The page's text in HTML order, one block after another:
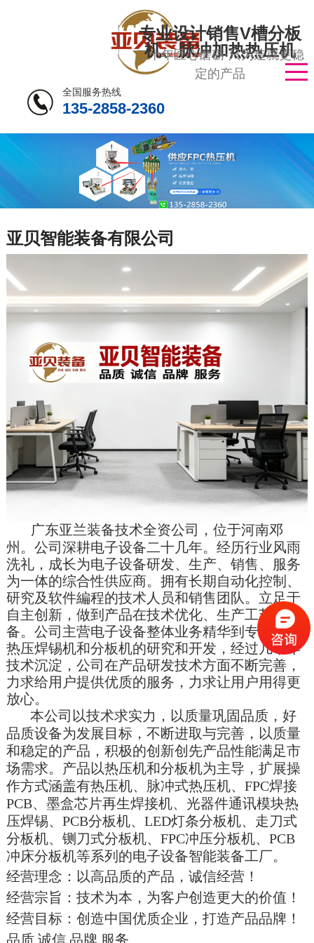
专业设计销售V槽分板
机、脉冲加热热压机
二十年匠心磨砺·只为造就更稳
定的产品
全国服务热线
135-2858-2360
亚贝智能装备有限公司
广东亚兰装备技术全资公司，位于河南邓
州。公司深耕电子设备二十几年。经历行业风雨
洗礼，成长为电子设备研发、生产、销售、服务
为一体的综合性供应商。拥有长期自动化控制、
研究及软件編程的技术人员和销售团队。立足于
自主创新，做到产品在技术优化、生产工艺完
备。公司主营电子设备整体业务精华到专业设备
热压焊锡机和分板机的研究和开发，经过几十年
技术沉淀，公司在产品研发技术方面不断完善，
力求给用户提供优质的服务，力求让用户用得更
放心。
本公司以技术求实力，以质量巩固品质，好
品质设备为发展目标，不断进取与完善，以质量
和稳定的产品，积极的创新创先产品性能满足市
场需求。产品以热压机和分板机为主导，扩展操
作方式涵盖有热压机、脉冲式热压机、FPC焊接
PCB、墨盒芯片再生焊接机、光器件通讯模块热
压焊锡、PCB分板机、LED灯条分板机、走刀式
分板机、铡刀式分板机、 FPC冲压分板机、PCB
冲床分板机等系列的电子设备智能装备工厂。
经营理念：以高品质的产品，诚信经营！
经营宗旨：技术为本，为客户创造更大的价值！
经营目标：创造中国优质企业，打造产品品牌！
品质 诚信 品牌 服务